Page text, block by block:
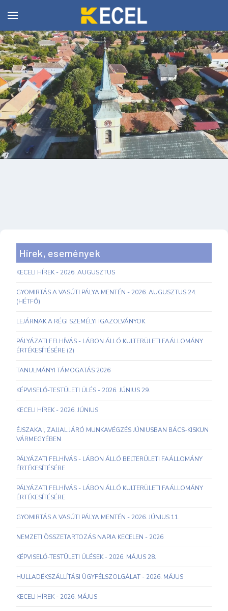
Hírek, események
KECELI HÍREK - 2026. AUGUSZTUS
GYOMIRTÁS A VASÚTI PÁLYA MENTÉN - 2026. AUGUSZTUS 24.
(HÉTFŐ)
LEJÁRNAK A RÉGI SZEMÉLYI IGAZOLVÁNYOK
PÁLYÁZATI FELHÍVÁS - LÁBON ÁLLÓ KÜLTERÜLETI FAÁLLOMÁNY
ÉRTÉKESÍTÉSÉRE (2)
TANULMÁNYI TÁMOGATÁS 2026
KÉPVISELŐ-TESTÜLETI ÜLÉS - 2026. JÚNIUS 29.
KECELI HÍREK - 2026. JÚNIUS
ÉJSZAKAI, ZAJJAL JÁRÓ MUNKAVÉGZÉS JÚNIUSBAN BÁCS-KISKUN
VÁRMEGYÉBEN
PÁLYÁZATI FELHÍVÁS - LÁBON ÁLLÓ BELTERÜLETI FAÁLLOMÁNY
ÉRTÉKESÍTÉSÉRE
PÁLYÁZATI FELHÍVÁS - LÁBON ÁLLÓ KÜLTERÜLETI FAÁLLOMÁNY
ÉRTÉKESÍTÉSÉRE
GYOMIRTÁS A VASÚTI PÁLYA MENTÉN - 2026. JÚNIUS 11.
NEMZETI ÖSSZETARTOZÁS NAPJA KECELEN - 2026
KÉPVISELŐ-TESTÜLETI ÜLÉSEK - 2026. MÁJUS 28.
HULLADÉKSZÁLLÍTÁSI ÜGYFÉLSZOLGÁLAT - 2026. MÁJUS
KECELI HÍREK - 2026. MÁJUS